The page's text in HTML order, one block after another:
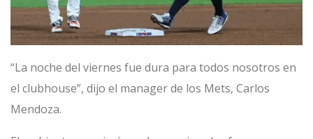
“La noche del viernes fue dura para todos nosotros en
el clubhouse”, dijo el manager de los Mets, Carlos
Mendoza.